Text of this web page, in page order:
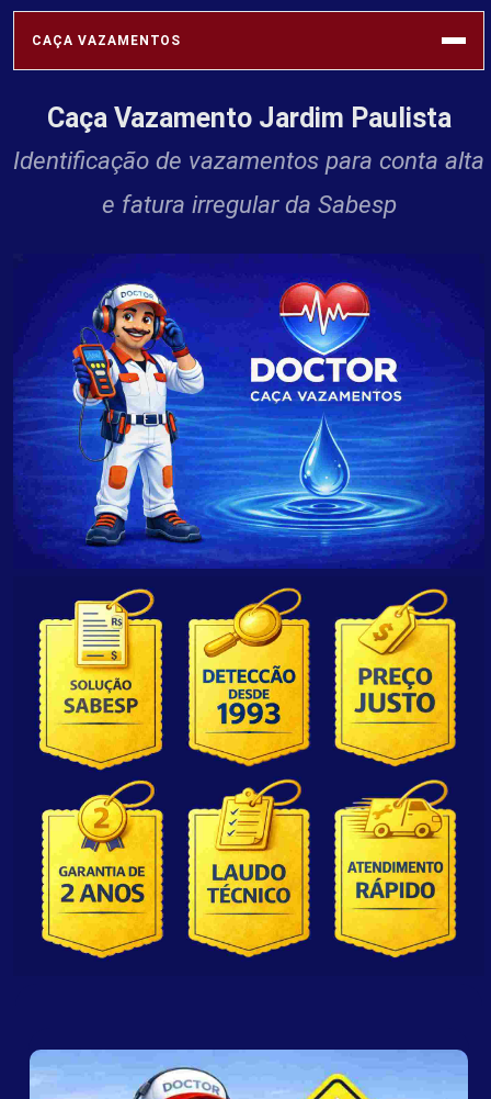
CAÇA VAZAMENTOS
SABESP
VAZAMENTOS
REDE HIDRÁULICA
SOLUÇÕES
PROFISSIONAIS
REGIÕES
SOBRE
Caça Vazamento Jardim Paulista
Identificação de vazamentos para conta alta
e fatura irregular da Sabesp